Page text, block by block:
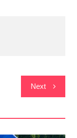
Next